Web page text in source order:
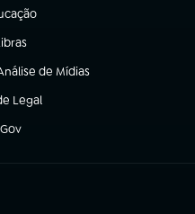
aba)
nova aba)
de Mídias
Legal
aba)
nova aba)